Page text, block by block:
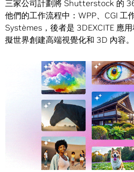
三家公司計劃將 Shutterstock 的
他們的工作流程中：WPP、CGI 工
Systèmes，後者是 3DEXCITE 應
擬世界創建高端視覺化和 3D 內容。